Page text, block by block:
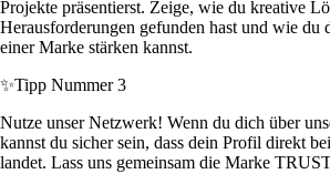
Projekte präsentierst. Zeige, wie du kreative
Herausforderungen gefunden hast und wie du
einer Marke stärken kannst.
✨Tipp Nummer 3
Nutze unser Netzwerk! Wenn du dich über
kannst du sicher sein, dass dein Profil direkt
landet. Lass uns gemeinsam die Marke